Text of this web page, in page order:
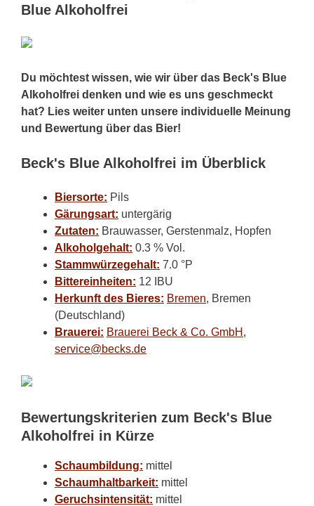
Blue Alkoholfrei
Du möchtest wissen, wie wir über das Beck's Blue
Alkoholfrei denken und wie es uns geschmeckt
hat? Lies weiter unten unsere individuelle Meinung
und Bewertung über das Bier!
Beck's Blue Alkoholfrei im Überblick
Biersorte: Pils
Gärungsart: untergärig
Zutaten: Brauwasser, Gerstenmalz, Hopfen
Alkoholgehalt: 0.3 % Vol.
Stammwürzegehalt: 7.0 °P
Bittereinheiten: 12 IBU
Herkunft des Bieres: Bremen, Bremen
(Deutschland)
Brauerei: Brauerei Beck & Co. GmbH ,
service@becks.de
Bewertungskriterien zum Beck's Blue
Alkoholfrei in Kürze
Schaumbildung: mittel
Schaumhaltbarkeit: mittel
Geruchsintensität: mittel